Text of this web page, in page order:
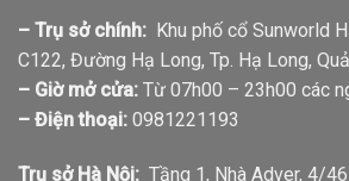
– Trụ sở chính: Khu phố cổ Sunworld
C122, Đường Hạ Long, Tp. Hạ Long,
– Giờ mở cửa: Từ 07h00 – 23h00 các
– Điện thoại: 0981221193
Trụ sở Hà Nội: Tầng 1, Nhà Adver, 4/